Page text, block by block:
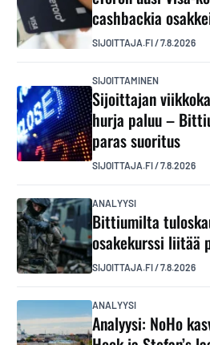
cashbackia
SIJOITTAJA.FI/7.8.2026
SIJOITTAMINEN
Sijoittajan
hurja paluu –
paras suoritus
SIJOITTAJA.FI/7.8.2026
ANALYYSI
Bittiumilta
osakekurssi liitää
SIJOITTAJA.FI/7.8.2026
ANALYYSI
Analyysi: NoHo